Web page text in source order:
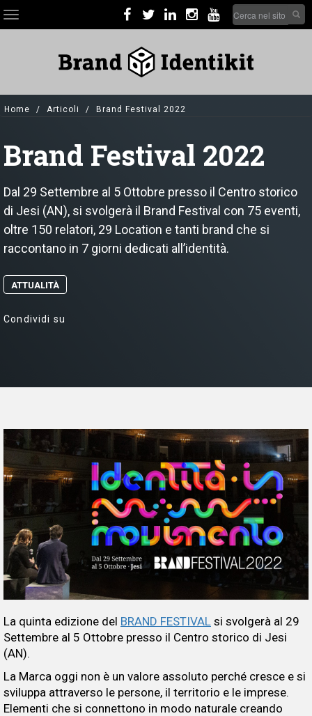
Skip
toToggle
navigation
Search
form
Home Articoli Brand Festival 2022
Brand Festival 2022
Dal 29 Settembre al 5 Ottobre presso il Centro storico
di Jesi (AN), si svolgerà il Brand Festival con 75 eventi,
oltre 150 relatori, 29 Location e tanti brand che si
raccontano in 7 giorni dedicati all’identità.
ATTUALITÀ
Condividi su
La quinta edizione del BRAND FESTIVAL si svolgerà al 29
Settembre al 5 Ottobre presso il Centro storico di Jesi
(AN).
La Marca oggi non è un valore assoluto perché cresce e si
sviluppa attraverso le persone, il territorio e le imprese.
Elementi che si connettono in modo naturale creando